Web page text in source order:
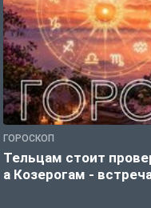
ГОРОСКОП
Тельцам стоит
а Козерогам -